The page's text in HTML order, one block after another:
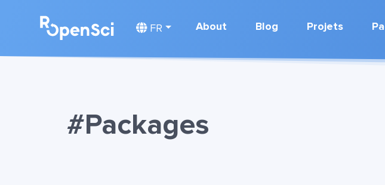
FR About Blog Projets
#Packages